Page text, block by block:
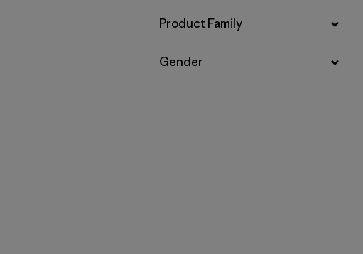
Filtrar por
Product Family
Filtrar por
Gender